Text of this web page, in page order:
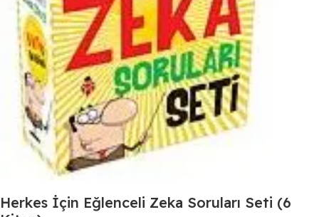
Herkes İçin Eğlenceli Zeka Soruları Seti (6